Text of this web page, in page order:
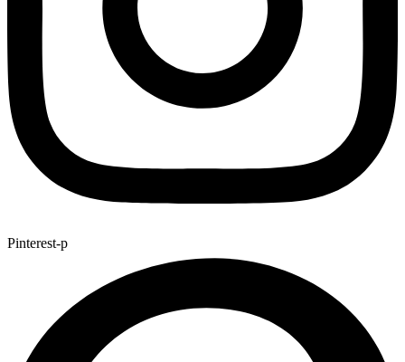
Pinterest-p